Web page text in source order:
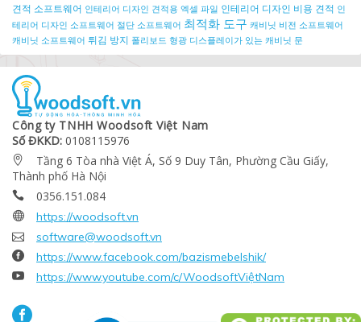
견적 소프트웨어 인테리어 디자인 견적용 엑셀 파일 인테리어 디자인 비용 견적 인
테리어 디자인 소프트웨어 절단 소프트웨어 최적화 도구 캐비닛 비전 소프트웨어
캐비닛 소프트웨어 튀김 방지 폴리보드 형광 디스플레이가 있는 캐비닛 문
Công ty TNHH Woodsoft Việt Nam
Số ĐKKD: 0108115976

Tầng 6 Tòa nhà Việt Á, Số 9 Duy Tân, Phường Cầu Giấy,
Thành phố Hà Nội
 0356.151.084
 https://woodsoft.vn
 software@woodsoft.vn
 https://www.facebook.com/bazismebelshik/
 https://www.youtube.com/c/WoodsoftViệtNam
